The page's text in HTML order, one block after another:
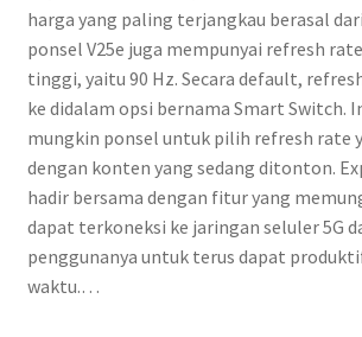
harga yang paling terjangkau berasal
ponsel V25e juga mempunyai refresh
tinggi, yaitu 90 Hz. Secara default,
ke didalam opsi bernama Smart Switch.
mungkin ponsel untuk pilih refresh rate
dengan konten yang sedang ditonton.
hadir bersama dengan fitur yang
dapat terkoneksi ke jaringan seluler 5G
penggunanya untuk terus dapat
waktu.…